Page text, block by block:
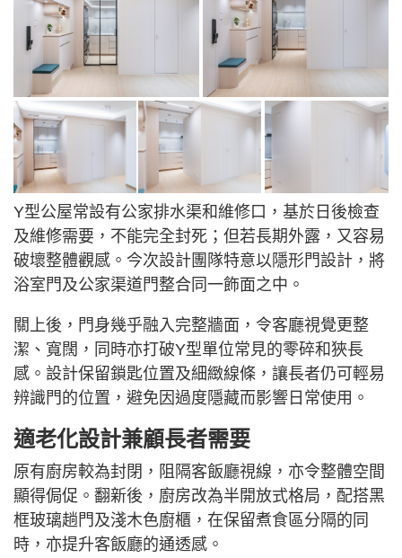
Y型公屋常設有公家排水渠和維修口，基於日後檢查
及維修需要，不能完全封死；但若長期外露，又容易
破壞整體觀感。今次設計團隊特意以隱形門設計，將
浴室門及公家渠道門整合同一飾面之中。
關上後，門身幾乎融入完整牆面，令客廳視覺更整
潔、寬闊，同時亦打破Y型單位常見的零碎和狹長
感。設計保留鎖匙位置及細緻線條，讓長者仍可輕易
辨識門的位置，避免因過度隱藏而影響日常使用。
適老化設計兼顧長者需要
原有廚房較為封閉，阻隔客飯廳視線，亦令整體空間
顯得侷促。翻新後，廚房改為半開放式格局，配搭黑
框玻璃趟門及淺木色廚櫃，在保留煮食區分隔的同
時，亦提升客飯廳的通透感。